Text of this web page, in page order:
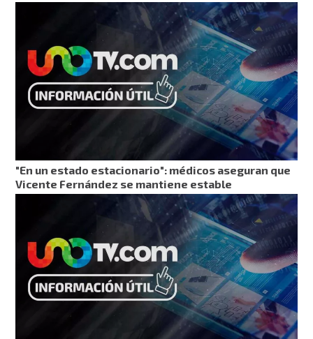
"En un estado estacionario": médicos aseguran que
Vicente Fernández se mantiene estable